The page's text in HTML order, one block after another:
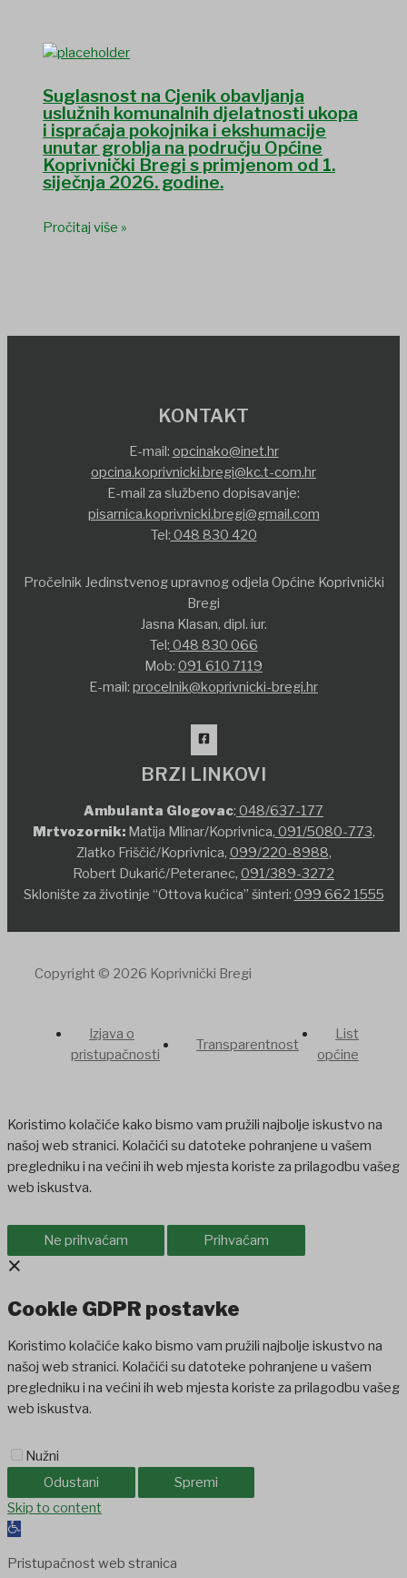
Suglasnost na Cjenik obavljanja
uslužnih komunalnih djelatnosti ukopa
i ispraćaja pokojnika i ekshumacije
unutar groblja na području Općine
Koprivnički Bregi s primjenom od 1.
siječnja 2026. godine.
Pročitaj više »
KONTAKT
E-mail: opcinako@inet.hr
opcina.koprivnicki.bregi@kc.t-com.hr
E-mail za službeno dopisavanje:
pisarnica.koprivnicki.bregi@gmail.com
Tel: 048 830 420
Pročelnik Jedinstvenog upravnog odjela Općine Koprivnički
Bregi
Jasna Klasan, dipl. iur.
Tel: 048 830 066
Mob: 091 610 7119
E-mail: procelnik@koprivnicki-bregi.hr
BRZI LINKOVI
Ambulanta Glogovac: 048/637-177
Mrtvozornik:Matija Mlinar/Koprivnica, 091/5080-773,
Zlatko Friščić/Koprivnica, 099/220-8988,
Robert Dukarić/Peteranec, 091/389-3272
Sklonište za životinje “Ottova kućica” šinteri: 099 662 1555
Copyright © 2026 Koprivnički Bregi
Izjava o
pristupačnosti
Transparentnost
List
općine
Koristimo kolačiće kako bismo vam pružili najbolje iskustvo na
našoj web stranici. Kolačići su datoteke pohranjene u vašem
pregledniku i na većini ih web mjesta koriste za prilagodbu vašeg
web iskustva.
Ne prihvaćam Prihvaćam
×
Cookie GDPR postavke
Koristimo kolačiće kako bismo vam pružili najbolje iskustvo na
našoj web stranici. Kolačići su datoteke pohranjene u vašem
pregledniku i na većini ih web mjesta koriste za prilagodbu vašeg
web iskustva.
Nužni
Odustani
Spremi
jojobet
Skip to content
Open
Pristupačnost web stranica